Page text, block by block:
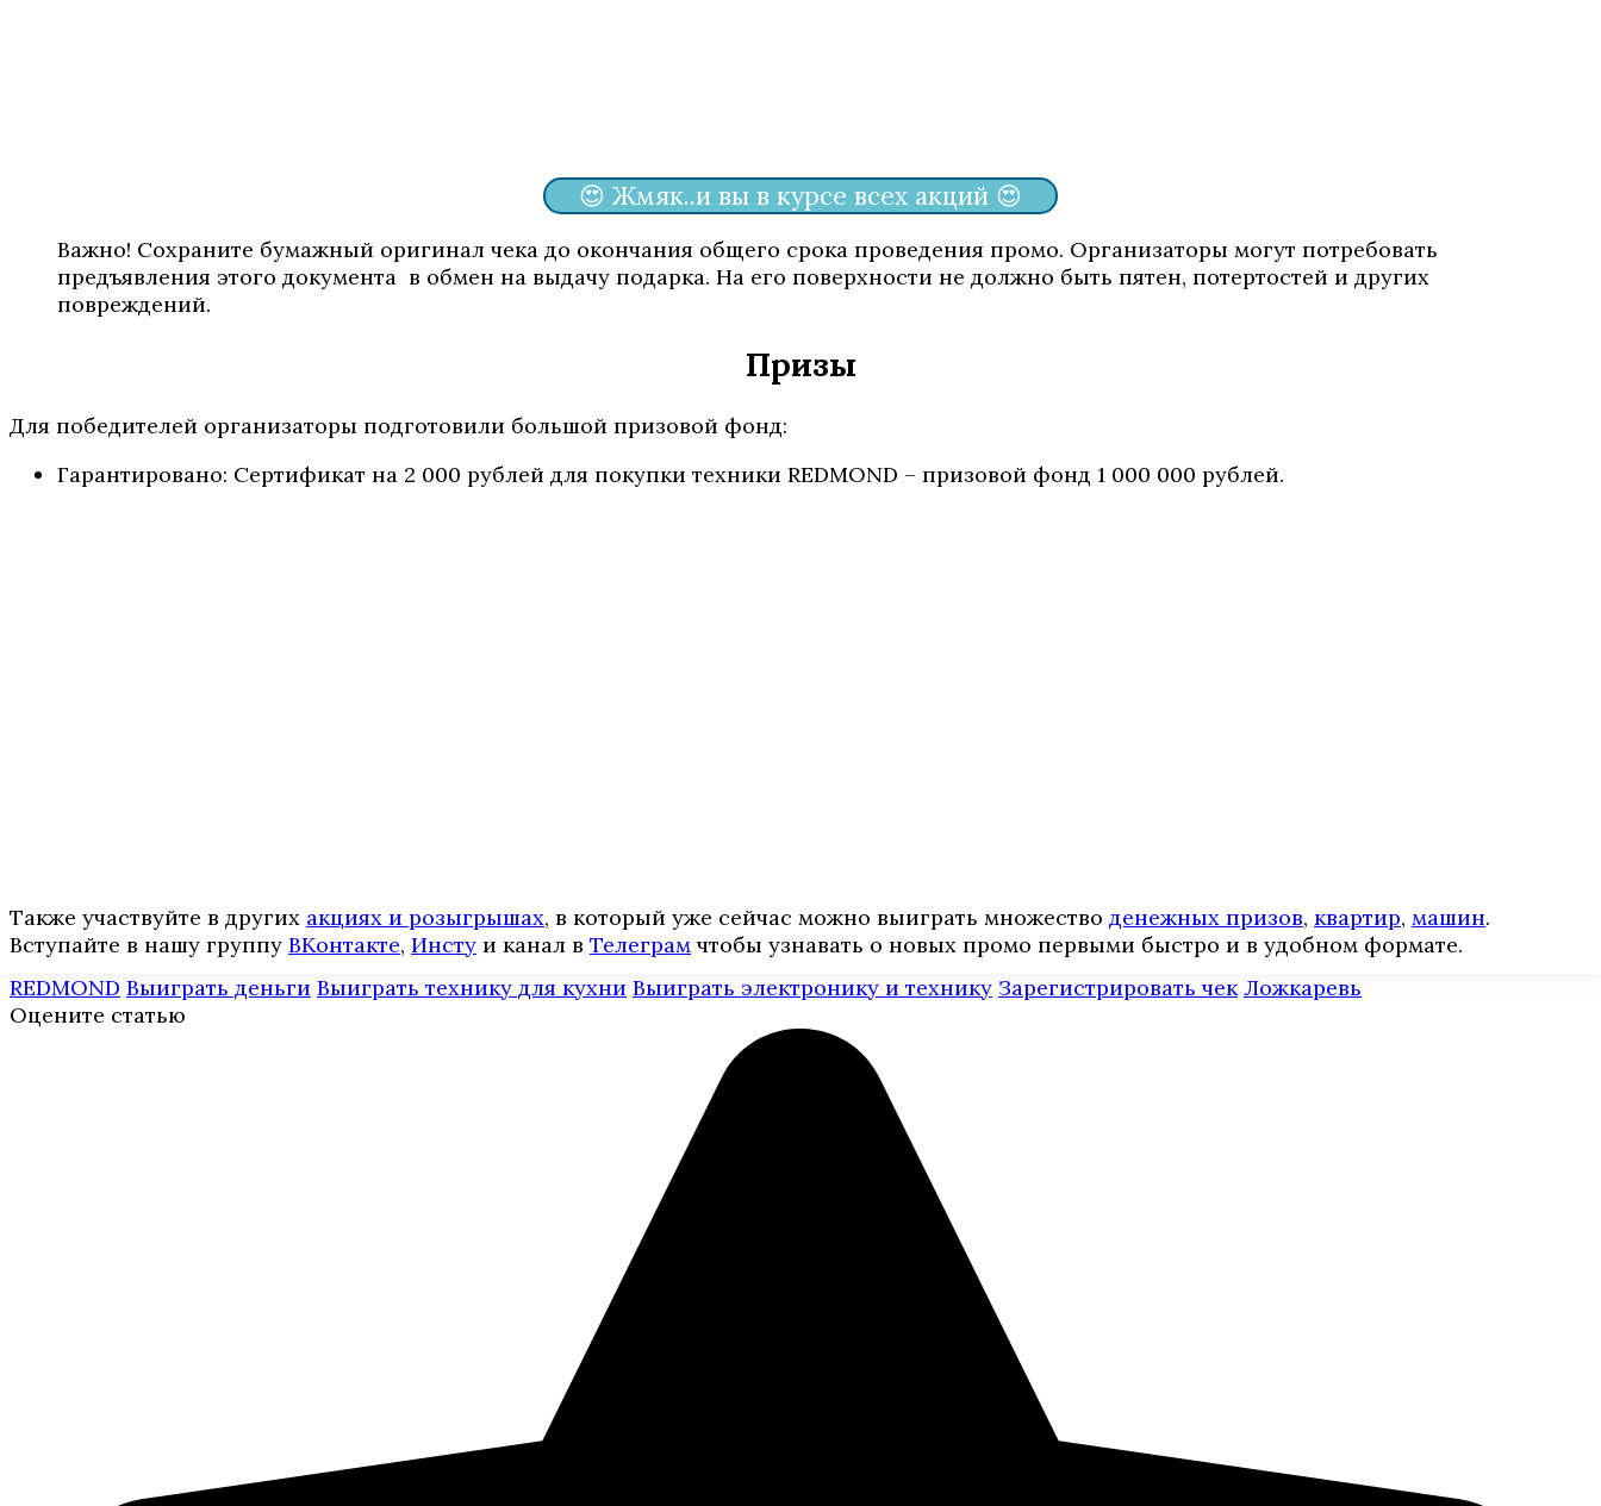
😍 Жмяк..и вы в курсе всех акций 😍
Важно! Сохраните бумажный оригинал чека до окончания общего срока проведения промо. Организаторы могут потребовать
предъявления этого документа в обмен на выдачу подарка. На его поверхности не должно быть пятен, потертостей и других
повреждений.
Призы
Для победителей организаторы подготовили большой призовой фонд:
Гарантировано: Сертификат на 2 000 рублей для покупки техники REDMOND – призовой фонд 1 000 000 рублей.
Также участвуйте в других акциях и розыгрышах, в который уже сейчас можно выиграть множество денежных призов, квартир, машин.
Вступайте в нашу группу ВКонтакте, Инcтy и канал в Телеграм чтобы узнавать о новых промо первыми быстро и в удобном формате.
REDMOND Выиграть деньги Выиграть технику для кухни Выиграть электронику и технику Зарегистрировать чек Ложкаревь
Оцените статью